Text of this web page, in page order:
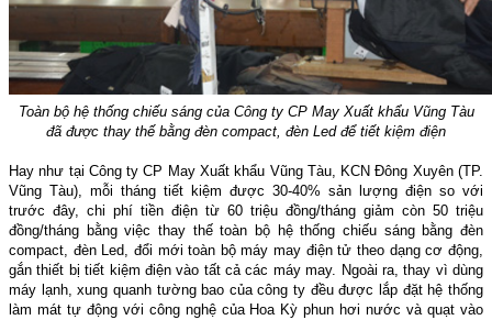
Toàn bộ hệ thống chiếu sáng của Công ty CP May Xuất khẩu Vũng Tàu
đã được thay thế bằng đèn compact, đèn Led để tiết kiệm điện
Hay như tại Công ty CP May Xuất khẩu Vũng Tàu, KCN Đông Xuyên (TP.
Vũng Tàu), mỗi tháng tiết kiệm được 30-40% sản lượng điện so với
trước đây, chi phí tiền điện từ 60 triệu đồng/tháng giảm còn 50 triệu
đồng/tháng bằng việc thay thế toàn bộ hệ thống chiếu sáng bằng đèn
compact, đèn Led, đổi mới toàn bộ máy may điện tử theo dạng cơ động,
gắn thiết bị tiết kiệm điện vào tất cả các máy may. Ngoài ra, thay vì dùng
máy lạnh, xung quanh tường bao của công ty đều được lắp đặt hệ thống
làm mát tự động với công nghệ của Hoa Kỳ phun hơi nước và quạt vào